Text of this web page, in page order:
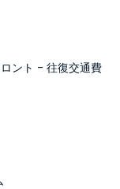
ント - 往復交通費